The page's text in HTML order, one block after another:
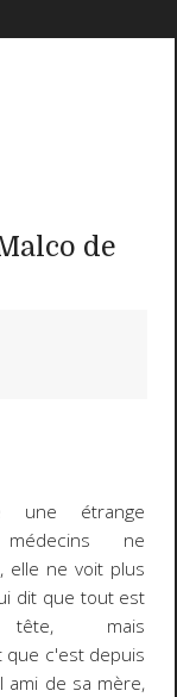
de
une étrange
ne
elle ne voit plus
dit que tout est
mais
que c'est depuis
ami de sa mère,